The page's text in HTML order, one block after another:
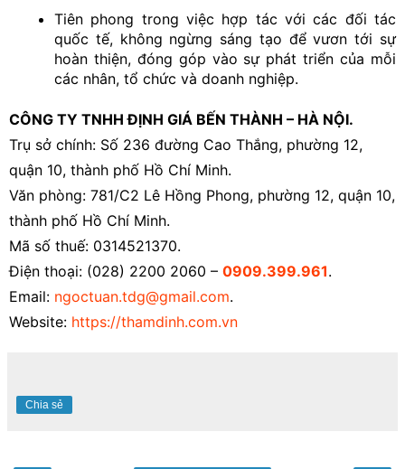
Tiên phong trong việc hợp tác với các đối tác
quốc tế, không ngừng sáng tạo để vươn tới sự
hoàn thiện, đóng góp vào sự phát triển của mỗi
các nhân, tổ chức và doanh nghiệp.
CÔNG TY TNHH ĐỊNH GIÁ BẾN THÀNH – HÀ NỘI.
Trụ sở chính: Số 236 đường Cao Thắng, phường 12,
quận 10, thành phố Hồ Chí Minh.
Văn phòng: 781/C2 Lê Hồng Phong, phường 12, quận 10,
thành phố Hồ Chí Minh.
Mã số thuế: 0314521370.
Điện thoại: (028) 2200 2060 – 0909.399.961.
Email: ngoctuan.tdg@gmail.com.
Website: https://thamdinh.com.vn
Chia sẻ